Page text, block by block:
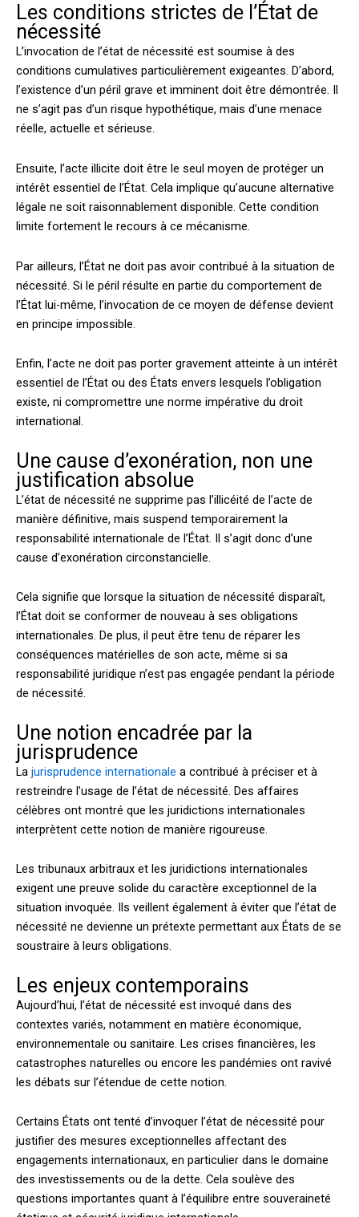
Les conditions strictes de l’État de
nécessité
L’invocation de l’état de nécessité est soumise à des
conditions cumulatives particulièrement exigeantes. D’abord,
l’existence d’un péril grave et imminent doit être démontrée. Il
ne s’agit pas d’un risque hypothétique, mais d’une menace
réelle, actuelle et sérieuse.
Ensuite, l’acte illicite doit être le seul moyen de protéger un
intérêt essentiel de l’État. Cela implique qu’aucune alternative
légale ne soit raisonnablement disponible. Cette condition
limite fortement le recours à ce mécanisme.
Par ailleurs, l’État ne doit pas avoir contribué à la situation de
nécessité. Si le péril résulte en partie du comportement de
l’État lui-même, l’invocation de ce moyen de défense devient
en principe impossible.
Enfin, l’acte ne doit pas porter gravement atteinte à un intérêt
essentiel de l’État ou des États envers lesquels l’obligation
existe, ni compromettre une norme impérative du droit
international.
Une cause d’exonération, non une
justification absolue
L’état de nécessité ne supprime pas l’illicéité de l’acte de
manière définitive, mais suspend temporairement la
responsabilité internationale de l’État. Il s’agit donc d’une
cause d’exonération circonstancielle.
Cela signifie que lorsque la situation de nécessité disparaît,
l’État doit se conformer de nouveau à ses obligations
internationales. De plus, il peut être tenu de réparer les
conséquences matérielles de son acte, même si sa
responsabilité juridique n’est pas engagée pendant la période
de nécessité.
Une notion encadrée par la
jurisprudence
La jurisprudence internationale a contribué à préciser et à
restreindre l’usage de l’état de nécessité. Des affaires
célèbres ont montré que les juridictions internationales
interprètent cette notion de manière rigoureuse.
Les tribunaux arbitraux et les juridictions internationales
exigent une preuve solide du caractère exceptionnel de la
situation invoquée. Ils veillent également à éviter que l’état de
nécessité ne devienne un prétexte permettant aux États de se
soustraire à leurs obligations.
Les enjeux contemporains
Aujourd’hui, l’état de nécessité est invoqué dans des
contextes variés, notamment en matière économique,
environnementale ou sanitaire. Les crises financières, les
catastrophes naturelles ou encore les pandémies ont ravivé
les débats sur l’étendue de cette notion.
Certains États ont tenté d’invoquer l’état de nécessité pour
justifier des mesures exceptionnelles affectant des
engagements internationaux, en particulier dans le domaine
des investissements ou de la dette. Cela soulève des
questions importantes quant à l’équilibre entre souveraineté